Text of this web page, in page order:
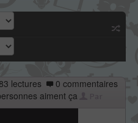
movable.sed » de chiffrage
firmware inutile, un !
lectures
aiment ça
0 commentaires